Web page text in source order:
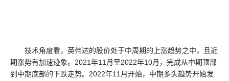
技术角度看，英伟达的股价处于中周期的上涨趋势之中，且近
期涨势有加速迹象。2021年11月至2022年10月，完成从中期顶部
到中期底部的下跌走势。2022年11月开始，中期多头趋势开始发